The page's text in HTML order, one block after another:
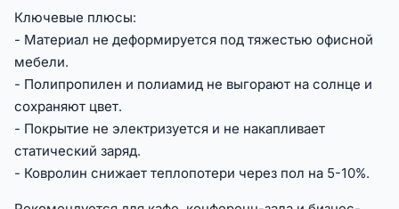
Ключевые плюсы:
- Материал не деформируется под тяжестью офисной
мебели.
- Полипропилен и полиамид не выгорают на солнце и
сохраняют цвет.
- Покрытие не электризуется и не накапливает
статический заряд.
- Ковролин снижает теплопотери через пол на 5-10%.